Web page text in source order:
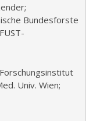
Bundesforste
Univ. Wien;